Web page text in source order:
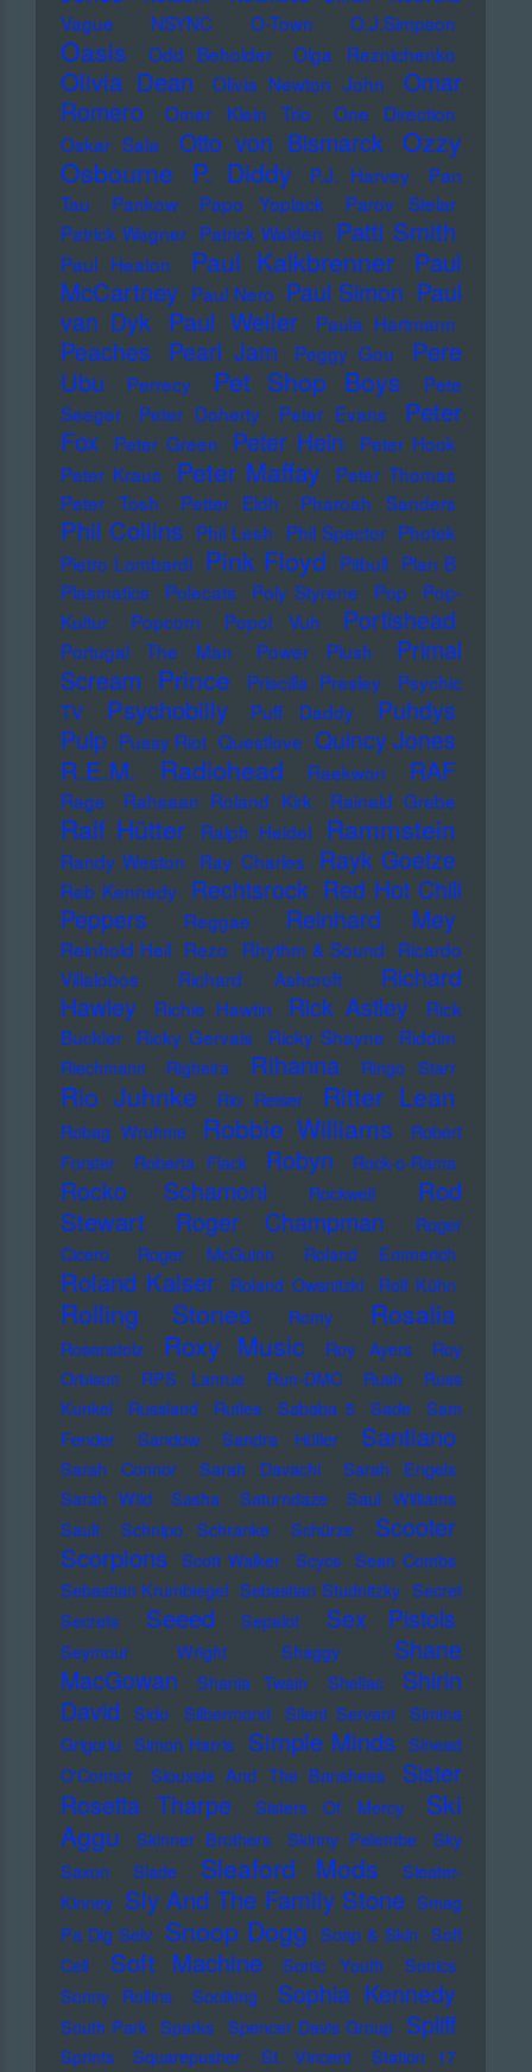
Vague
NSYNC O-Town O.J.Simpson
Oasis Odd Beholder Olga Reznichenko
Olivia Dean Olivia Newton John
Omar
Romero
Omer Klein Trio
One Direction
Oskar Sala
Otto von Bismarck Ozzy
Osbourne
P. Diddy P.J. Harvey
Pan
Tau
Pankow Papo Yoplack
Parov Stelar
Patrick Wagner Patrick Walden Patti Smith
Paul Heaton Paul Kalkbrenner
Paul
McCartney Paul Nero Paul Simon Paul
van Dyk Paul Weller Paula Hartmann
Peaches Pearl Jam Peggy Gou
Pere
Ubu
Perrecy Pet Shop Boys
Pete
Seeger
Peter Doherty Peter Evans
Peter
Fox
Peter Green Peter Hein
Peter Hook
Peter Kraus
Peter Maffay
Peter Thomas
Peter Tosh
Petter Eldh Pharoah Sanders
Phil Collins Phil Lesh Phil Spector Photek
Pietro Lombardi
Pink Floyd Pitbull Plan B
Plasmatics
Polecats Poly Styrene Pop
Pop-
Kultur
Popcorn Popol Vuh Portishead
Portugal The Man Power Plush
Primal
Scream
Prince Priscilla Presley
Psychic
TV
Psychobilly Puff Daddy
Puhdys
Pulp Pussy Riot Questlove Quincy Jones
R.E.M. Radiohead Raekwon RAF
Rage Rahsaan Roland Kirk Rainald Grebe
Ralf Hütter Ralph Heidel Rammstein
Randy Weston Ray Charles Rayk Goetze
Reb Kennedy Rechtsrock Red Hot Chili
Peppers
Reggae Reinhard Mey
Reinhold Heil Rezo Rhythm & Sound Ricardo
Villalobos
Richard Ashcroft
Richard
Hawley
Richie Hawtin Rick Astley
Rick
Buckler
Ricky Gervais Ricky Shayne Riddim
Riechmann Righeira Rihanna Ringo Starr
Rio Juhnke Rio Reiser Ritter Lean
Robag Wruhme Robbie Williams
Robert
Forster
Roberta Flack Robyn Rock-o-Rama
Rocko Schamoni Rockwell
Rod
Stewart
Roger Champman
Roger
Cicero
Roger McGuinn Roland Emmerich
Roland Kaiser Roland Owsnitzki Rolf Kühn
Rolling Stones Romy Rosalia
Rosenstolz Roxy Music Roy Ayers
Roy
Orbison
RPS Lanrue Run-DMC Rush
Russ
Kunkel
Russland Rutles Sababa 5 Sade
Sam
Fender
Sandow Sandra Hüller Santiano
Sarah Connor Sarah Davachi
Sarah Engels
Sarah Wild
Sasha Saturndaze
Saul Williams
Sault
Schnipo Schranke Schürze Scooter
Scorpions Scott Walker Scycs Sean Combs
Sebastian Krumbiegel Sebastian Studnitzky Secret
Secrets
Seeed Sepalot Sex Pistols
Seymour Wright Shaggy
Shane
MacGowan
Shania Twain Shellac
Shirin
David
Sido Silbermond Silent Servant Simina
Grigoriu Simon Harris Simple Minds Sinead
O'Connor
Siouxsie And The Banshees
Sister
Rosetta Tharpe
Sisters Of Mercy
Ski
Aggu
Skinner Brothers Skinny Pelembe
Sky
Saxon
Slade Sleaford Mods
Sleater-
Kinney Sly And The Family Stone Smag
Pa Dig Selv Snoop Dogg Soap & Skin Soft
Cell
Soft Machine Sonic Youth
Sonics
Sonny Rollins
Soolking Sophia Kennedy
South Park Sparks Spencer Davis Group Spliff
Sprints Squarepusher St. Vincent
Station 17